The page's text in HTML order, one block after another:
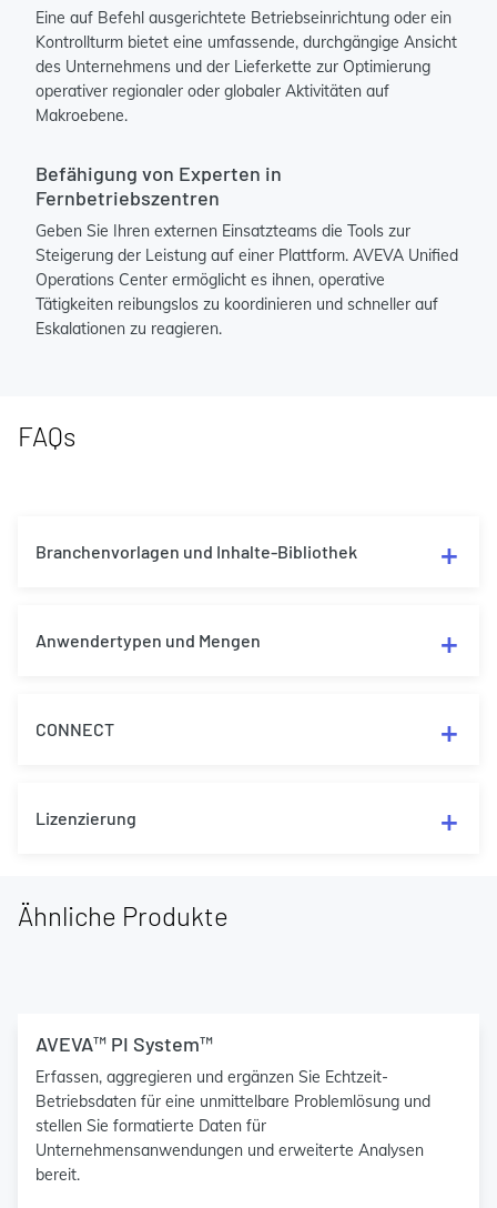
Eine auf Befehl ausgerichtete Betriebseinrichtung oder ein
Kontrollturm bietet eine umfassende, durchgängige Ansicht
des Unternehmens und der Lieferkette zur Optimierung
operativer regionaler oder globaler Aktivitäten auf
Makroebene.
Befähigung von Experten in
Fernbetriebszentren
Geben Sie Ihren externen Einsatzteams die Tools zur
Steigerung der Leistung auf einer Plattform. AVEVA Unified
Operations Center ermöglicht es ihnen, operative
Tätigkeiten reibungslos zu koordinieren und schneller auf
Eskalationen zu reagieren.
FAQs
Branchenvorlagen und Inhalte-Bibliothek
Anwendertypen und Mengen
CONNECT
Lizenzierung
Ähnliche Produkte
AVEVA™ PI System™
Erfassen, aggregieren und ergänzen Sie Echtzeit-
Betriebsdaten für eine unmittelbare Problemlösung und
stellen Sie formatierte Daten für
Unternehmensanwendungen und erweiterte Analysen
bereit.